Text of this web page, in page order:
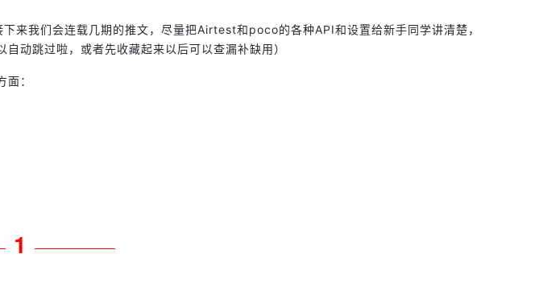
来我们会连载几期的推文，尽量把Airtest和poco的各种API和设置给新手同学讲清楚，
动跳过啦，或者先收藏起来以后可以查漏补缺用）
面：
1